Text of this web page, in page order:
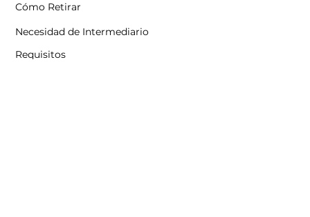
Cómo Retirar
Necesidad de Intermediario
Requisitos